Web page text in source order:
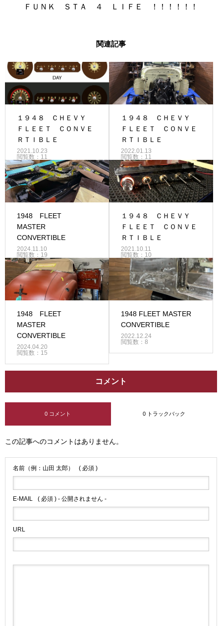
ＦＵＮＫ ＳＴＡ ４ ＬＩＦＥ ！！！！！！
関連記事
１９４８ ＣＨＥＶＹ
ＦＬＥＥＴ ＣＯＮＶＥ
ＲＴＩＢＬＥ
2021.10.23
閲覧数：11
１９４８ ＣＨＥＶＹ
ＦＬＥＥＴ ＣＯＮＶＥ
ＲＴＩＢＬＥ
2022.01.13
閲覧数：11
1948 FLEET
MASTER
CONVERTIBLE
2024.11.10
閲覧数：19
１９４８ ＣＨＥＶＹ
ＦＬＥＥＴ ＣＯＮＶＥ
ＲＴＩＢＬＥ
2021.10.11
閲覧数：10
1948 FLEET
MASTER
CONVERTIBLE
2024.04.20
閲覧数：15
1948 FLEET MASTER
CONVERTIBLE
2022.12.24
閲覧数：8
コメント
0 コメント 0 トラックバック
この記事へのコメントはありません。
名前（例：山田 太郎） ( 必須 )
E-MAIL ( 必須 ) - 公開されません -
URL